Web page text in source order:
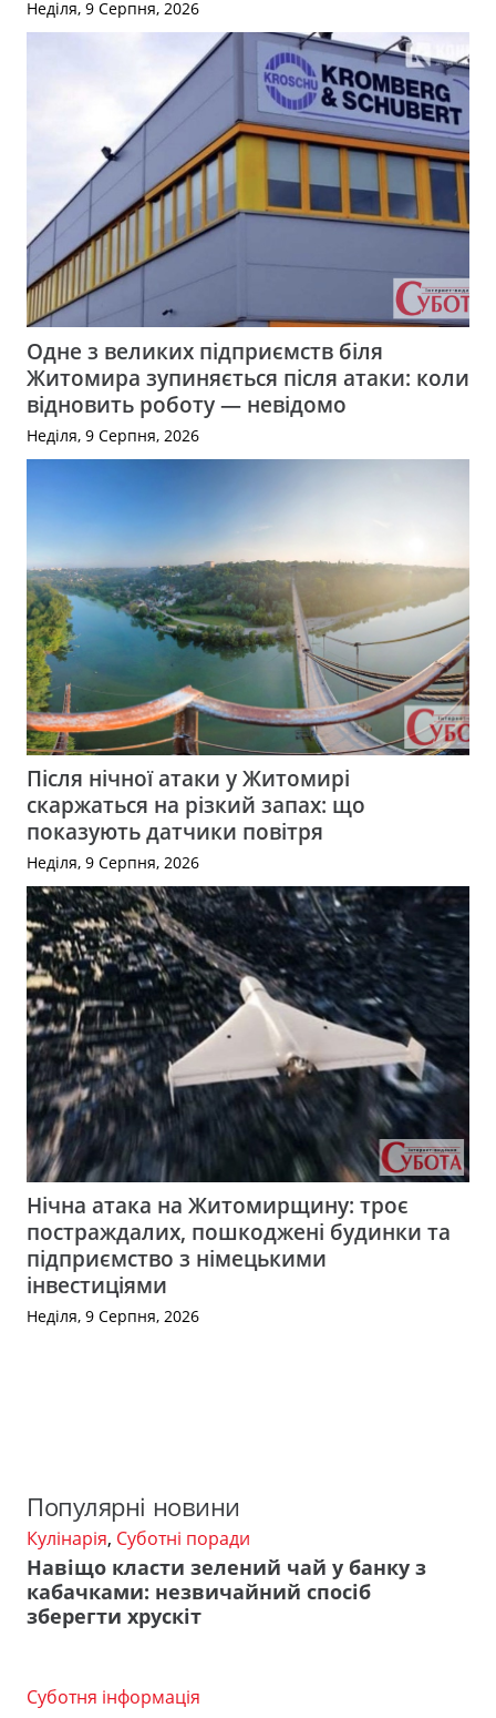
Неділя, 9 Серпня, 2026
Одне з великих підприємств біля
Житомира зупиняється після атаки: коли
відновить роботу — невідомо
Неділя, 9 Серпня, 2026
Після нічної атаки у Житомирі
скаржаться на різкий запах: що
показують датчики повітря
Неділя, 9 Серпня, 2026
Нічна атака на Житомирщину: троє
постраждалих, пошкоджені будинки та
підприємство з німецькими
інвестиціями
Неділя, 9 Серпня, 2026
Популярні новини
Кулінарія, Суботні поради
Навіщо класти зелений чай у банку з
кабачками: незвичайний спосіб
зберегти хрускіт
Суботня інформація